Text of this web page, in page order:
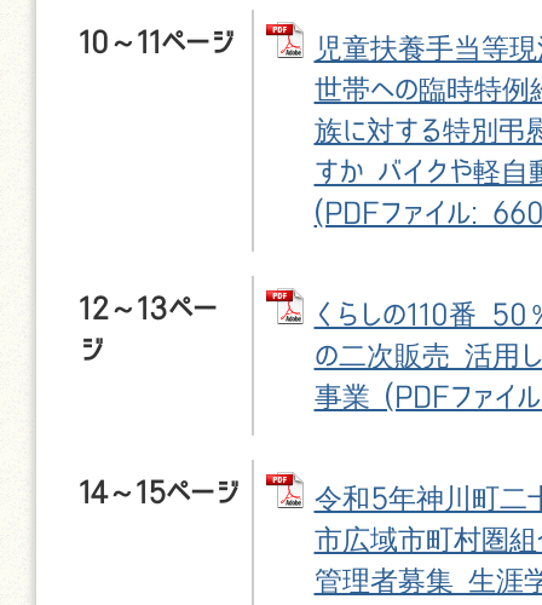
10～11ページ
児童扶養手当等
世帯への臨時特
族に対する特別弔
すか バイクや軽自
(PDFファイル:
12～13ペー
ジ
くらしの110番 50
の二次販売 活用
事業 (PDFファイ
14～15ページ
令和5年神川町二
市広域市町村圏
管理者募集 生涯